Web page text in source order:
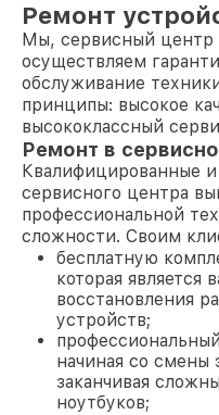
Ремонт
Мы, сервисный центр
осуществляем
обслуживание
принципы: высокое
высококлассный
Ремонт в
Квалифицированные
сервисного центра
профессиональной
сложности. Своим
бесплатную
которая
восстановления
устройств;
начиная со смены
заканчивая
ноутбуков;